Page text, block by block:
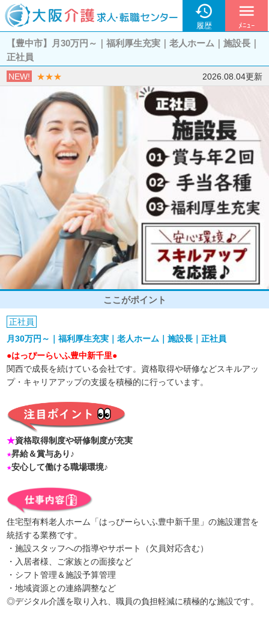

履歴
menu
ﾒﾆｭｰ
【豊中市】月30万円～｜福利厚生充実｜老人ホーム｜施設長｜
正社員
NEW! ★★★ 2026.08.04更新
ここがポイント
正社員
月30万円～｜福利厚生充実｜老人ホーム｜施設長｜正社員
●はっぴーらいふ豊中新千里●
関西で成長を続けている会社です。資格取得や研修などスキルアッ
プ・キャリアアップの支援を積極的に行っています。
★資格取得制度や研修制度が充実
★昇給＆賞与あり♪
★安心して働ける職場環境♪
住宅型有料老人ホーム「はっぴーらいふ豊中新千里」の施設運営を
統括する業務です。
・施設スタッフへの指導やサポート（欠員対応含む）
・入居者様、ご家族との面接など
・シフト管理＆施設予算管理
・地域資源との連絡調整など
◎デジタル介護を取り入れ、職員の負担軽減に積極的な施設です。